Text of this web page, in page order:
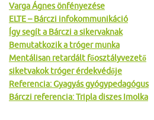
Varga Ágnes önfényezése
ELTE – Bárczi infokommunikáció
Így segít a Bárczi a sikervaknak
Bemutatkozik a tróger munka
Mentálisan retardált főosztályvezető
siketvakok tróger érdekvédője
Referencia: Gyagyás gyógypedagógus
Bárczi referencia: Tripla diszes Imolka